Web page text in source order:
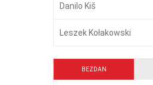
Danilo Kiš
Leszek Kołakowski
BEZDAN